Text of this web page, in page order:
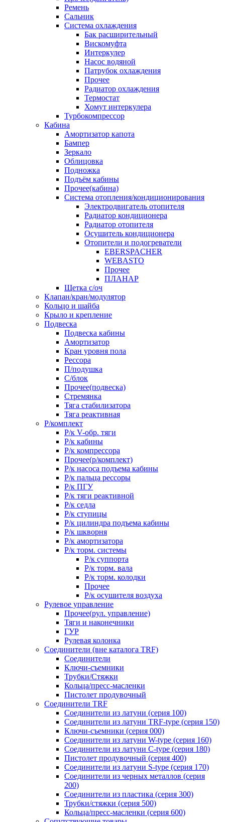
Ремень
Сальник
Система охлаждения
Бак расширительный
Вискомуфта
Интеркулер
Насос водяной
Патрубок охлаждения
Прочее
Радиатор охлаждения
Термостат
Хомут интеркулера
Турбокомпрессор
Кабина
Амортизатор капота
Бампер
Зеркало
Облицовка
Подножка
Подъём кабины
Прочее(кабина)
Система отопления/кондиционирования
Электродвигатель отопителя
Радиатор кондиционера
Радиатор отопителя
Осушитель кондиционера
Отопители и подогреватели
EBERSPACHER
WEBASTO
Прочее
ПЛАНАР
Щетка с/оч
Клапан/кран/модулятор
Кольцо и шайба
Крыло и крепление
Подвеска
Подвеска кабины
Амортизатор
Кран уровня пола
Рессора
П/подушка
С/блок
Прочее(подвеска)
Стремянка
Тяга стабилизатора
Тяга реактивная
Р/комплект
Р/к V-обр. тяги
Р/к кабины
Р/к компрессора
Прочее(р/комплект)
Р/к насоса подъема кабины
Р/к пальца рессоры
Р/к ПГУ
Р/к тяги реактивной
Р/к седла
Р/к ступицы
Р/к цилиндра подъема кабины
Р/к шкворня
Р/к амортизатора
Р/к торм. системы
Р/к суппорта
Р/к торм. вала
Р/к торм. колодки
Прочее
Р/к осушителя воздуха
Рулевое управление
Прочее(рул. управление)
Тяги и наконечники
ГУР
Рулевая колонка
Соединители (вне каталога TRF)
Соединители
Ключи-cъемники
Трубки/Стяжки
Кольца/пресс-масленки
Пистолет продувочный
Соединители TRF
Соединители из латуни (серия 100)
Соединители из латуни TRF-type (серия 150)
Ключи-съемники (серия 000)
Соединители из латуни W-type (серия 160)
Соединители из латуни С-type (серия 180)
Пистолет продувочный (серия 400)
Соединители из латуни S-type (серия 170)
Соединители из черных металлов (серия
200)
Соединители из пластика (серия 300)
Трубки/стяжки (серия 500)
Кольца/пресс-масленки (серия 600)